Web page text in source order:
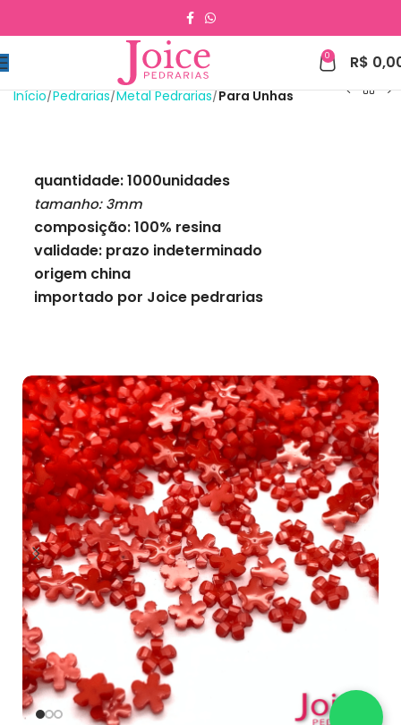
0 R$
Início Pedrarias Metal Pedrarias Para Unhas
quantidade: 1000unidades
tamanho: 3mm
composição: 100% resina
validade: prazo indeterminado
origem china
importado por Joice pedrarias